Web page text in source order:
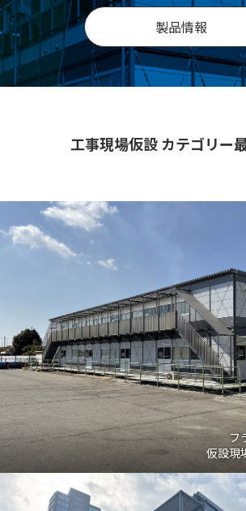
製品情報
工事現場仮設 カテゴリー
フ
仮設現